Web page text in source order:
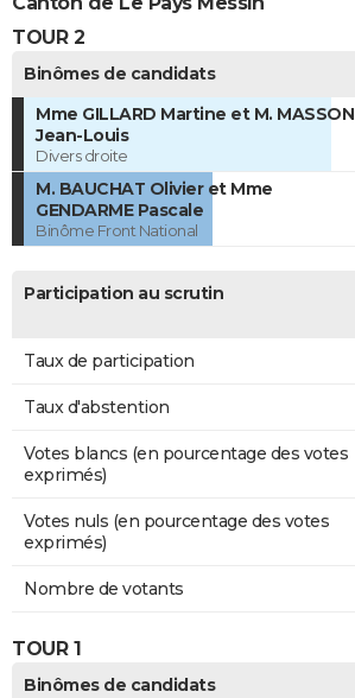
TOUR 2
Binômes de candidats
Mme GILLARD Martine et M. MASSON
Jean-Louis
Divers droite
M. BAUCHAT Olivier et Mme
GENDARME Pascale
Binôme Front National
Participation au scrutin
Taux de participation
Taux d'abstention
Votes blancs (en pourcentage des votes
exprimés)
Votes nuls (en pourcentage des votes
exprimés)
Nombre de votants
TOUR 1
Binômes de candidats